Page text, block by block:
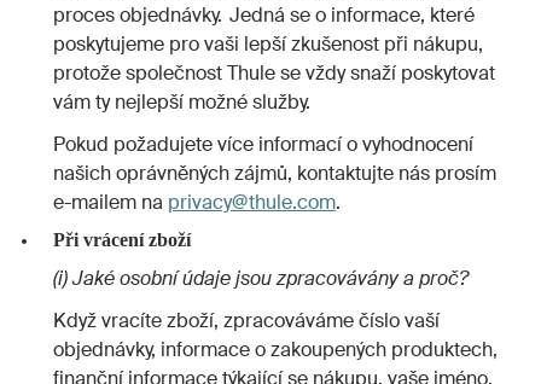
proces objednávky. Jedná se o informace, které
poskytujeme pro vaši lepší zkušenost při nákupu,
protože společnost Thule se vždy snaží poskytovat
vám ty nejlepší možné služby.
Pokud požadujete více informací o vyhodnocení
našich oprávněných zájmů, kontaktujte nás prosím
e-mailem na privacy@thule.com.
Při vrácení zboží
(i) Jaké osobní údaje jsou zpracovávány a proč?
Když vracíte zboží, zpracováváme číslo vaší
objednávky, informace o zakoupených produktech,
finanční informace týkající se nákupu, vaše jméno,